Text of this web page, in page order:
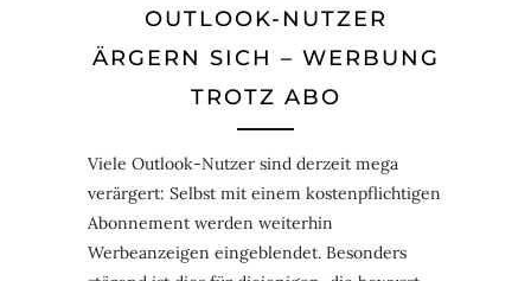
OUTLOOK-NUTZER
ÄRGERN SICH – WERBUNG
TROTZ ABO
Viele Outlook-Nutzer sind derzeit mega
verärgert: Selbst mit einem kostenpflichtigen
Abonnement werden weiterhin
Werbeanzeigen eingeblendet. Besonders